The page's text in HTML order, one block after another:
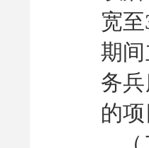
宽
期
务
的